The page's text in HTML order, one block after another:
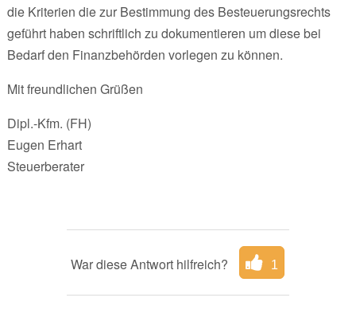
die Kriterien die zur Bestimmung des Besteuerungsrechts
geführt haben schriftlich zu dokumentieren um diese bei
Bedarf den Finanzbehörden vorlegen zu können.
Mit freundlichen Grüßen
Dipl.-Kfm. (FH)
Eugen Erhart
Steuerberater
War diese Antwort hilfreich? 1